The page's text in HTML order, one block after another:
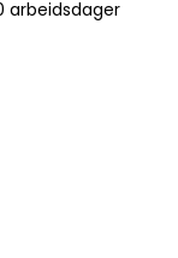
arbeidsdager